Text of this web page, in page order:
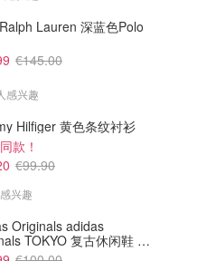
€58.30
ACUVUE OASYS 1 Day日抛
90片囤货装
Lauren 深蓝色Polo
€145.00
感兴趣
Hilfiger 黄色条纹衬衫
款！
€99.90
兴趣
Originals adidas
TOKYO 复古休闲鞋 深